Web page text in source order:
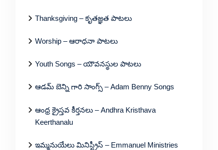
Thanksgiving – కృతజ్ఞత పాటలు
Worship – ఆరాధనా పాటలు
Youth Songs – యౌవనస్థుల పాటలు
ఆడమ్ బెన్ని గారి సాంగ్స్ – Adam Benny Songs
ఆంధ్ర క్రైస్తవ కీర్తనలు – Andhra Kristhava
Keerthanalu
ఇమ్మనుయేలు మినిస్ట్రీస్ – Emmanuel Ministries